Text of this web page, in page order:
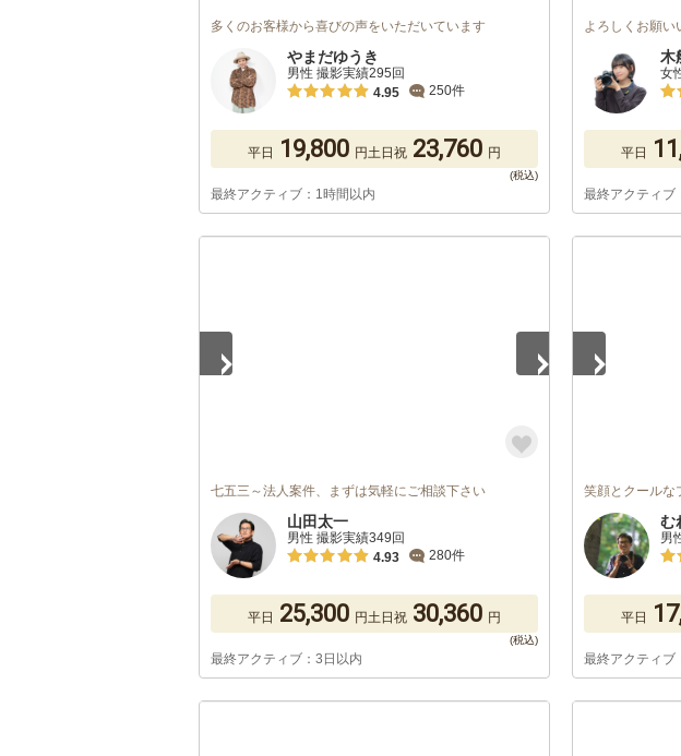
多くのお客様から喜びの声をいただいています
やまだゆうき
男性 撮影実績295回
4.95
250件
平日 19,800 円土日祝 23,760 円
最終アクティブ：1時間以内
よろしくお願い
木
女
平日
最終アクティブ
七五三～法人案件、まずは気軽にご相談下さい
山田太一
男性 撮影実績349回
4.93
280件
平日 25,300 円土日祝 30,360 円
最終アクティブ：3日以内
笑顔とクールな
む
男
平日
最終アクティブ